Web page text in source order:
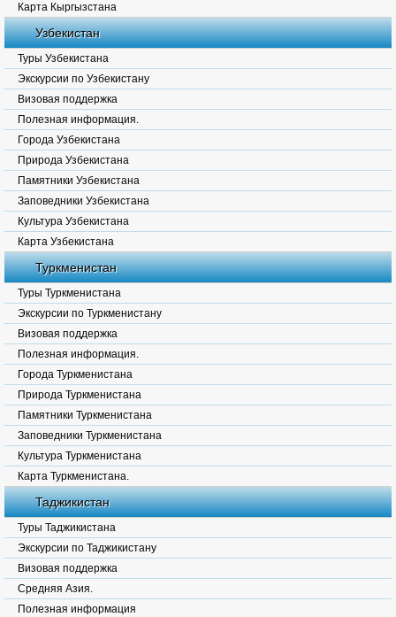
Карта Кыргызстана
Узбекистан
Туры Узбекистана
Экскурсии по Узбекистану
Визовая поддержка
Полезная информация.
Города Узбекистана
Природа Узбекистана
Памятники Узбекистана
Заповедники Узбекистана
Культура Узбекистана
Карта Узбекистана
Туркменистан
Туры Туркменистана
Экскурсии по Туркменистану
Визовая поддержка
Полезная информация.
Города Туркменистана
Природа Туркменистана
Памятники Туркменистана
Заповедники Туркменистана
Культура Туркменистана
Карта Туркменистана.
Таджикистан
Туры Таджикистана
Экскурсии по Таджикистану
Визовая поддержка
Средняя Азия.
Полезная информация